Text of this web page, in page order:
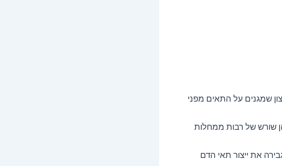
שמגנים על התאים מפני
שורש של רבות ממחלות
את ייצור תאי הדם